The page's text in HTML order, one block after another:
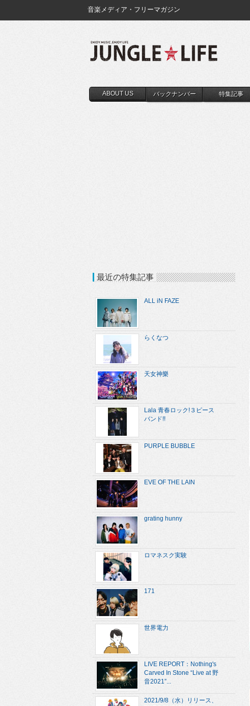
音楽メディア・フリーマガジン
ABOUT US バックナンバー 特集記事
最近の特集記事
ALL iN FAZE
らくなつ
天女神樂
Lala 青春ロック!３ピース
バンド!!
PURPLE BUBBLE
EVE OF THE LAIN
grating hunny
ロマネスク実験
171
世界電力
LIVE REPORT：Nothing's
Carved In Stone “Live at 野
音2021”...
2021/9/8（水）リリース、